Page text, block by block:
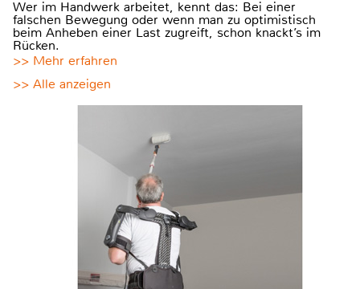
Wer im Handwerk arbeitet, kennt das: Bei einer
falschen Bewegung oder wenn man zu optimistisch
beim Anheben einer Last zugreift, schon knackt’s im
Rücken.
>> Mehr erfahren
>> Alle anzeigen